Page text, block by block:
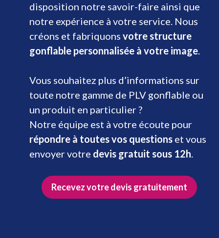
disposition notre savoir-faire ainsi que
notre expérience à votre service. Nous
créons et fabriquons votre structure
gonflable personnalisée à votre image.
Vous souhaitez plus d’informations sur
toute notre gamme de PLV gonflable ou
un produit en particulier ?
Notre équipe est à votre écoute pour
répondre à toutes vos questions et vous
envoyer votre devis gratuit sous 12h.
Recevez votre devis gratuitement